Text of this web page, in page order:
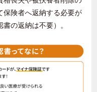
保険者へ返納する必要が
の返納は不要）。